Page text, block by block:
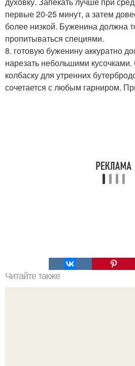
первые 20-25 минут, а затем
более низкой. Буженина должна
пропитываться специями.
8. готовую буженину аккуратно
нарезать небольшими
колбаску для утренних
сочетается с любым гарниром.
Читайте также